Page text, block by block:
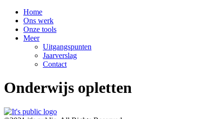
Home
Ons werk
Onze tools
Meer
Uitgangspunten
Jaarverslag
Contact
Onderwijs opletten